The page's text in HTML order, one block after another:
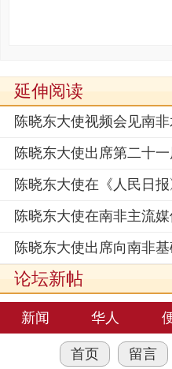
延伸阅读
陈晓东大使视频会见南
努
陈晓东大使出席第二十
文比
陈晓东大使在《人民日
合力，展
陈晓东大使在南非主流
济行稳
陈晓东大使出席向南非
论坛新帖
新闻 华人
首页 留言